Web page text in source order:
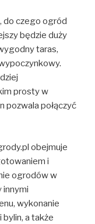
do czego ogród
będzie duży
taras,
prosty w
pozwala połączyć
obejmuje
i
ogrodów w
innymi
wykonanie
a także